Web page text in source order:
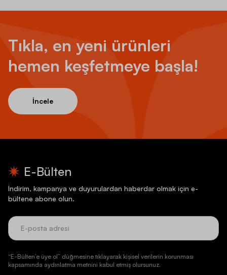
Tıkla, en yeni ürünleri
hemen keşfetmeye başla!
İncele
E-Bülten
İndirim, kampanya ve duyurulardan haberdar olmak için e-
bültene abone olun.
“E-Bülten’e üye ol” düğmesine tıklayarak kişisel verilerin korunması
kapsamında aydınlatma metnini kabul etmiş olursunuz.